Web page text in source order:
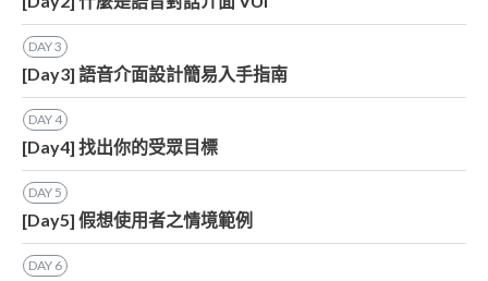
DAY3
[Day3] 語音介面設計簡易入手指南
DAY4
[Day4] 找出你的受眾目標
DAY5
[Day5] 假想使用者之情境範例
DAY 6